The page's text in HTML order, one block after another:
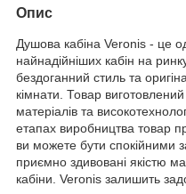
Опис
Душова кабіна Veronis - це
найнадійніших кабін на
бездоганний стиль та
кімнати. Товар
матеріалів та
етапах виробництва товар
ви можете бути спокійними
приємно здивовані якістю
кабіни. Veronis залишить